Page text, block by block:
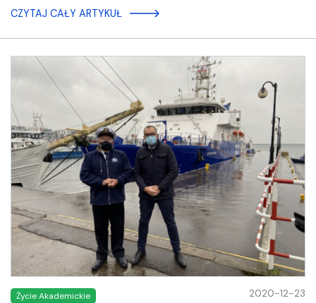
CZYTAJ CAŁY ARTYKUŁ
Życie Akademickie 2020-12-23